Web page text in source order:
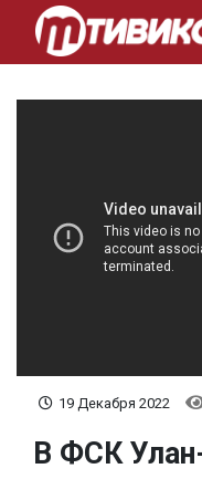
19 Декабря 2022
В ФСК